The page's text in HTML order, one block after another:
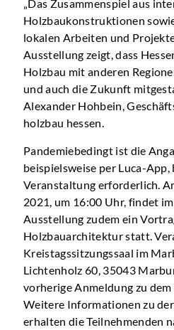
„Das Zusammenspiel aus
Holzbaukonstruktionen
lokalen Arbeiten und
Ausstellung zeigt, dass
Holzbau mit anderen
und auch die Zukunft
Alexander Hohbein,
holzbau hessen.
Pandemiebedingt ist die
beispielsweise per Luca-App,
Veranstaltung erforderlich.
2021, um 16:00 Uhr, findet
Ausstellung zudem ein
Holzbauarchitektur statt.
Kreistagssitzungssaal im
Lichtenholz 60, 35043
vorherige Anmeldung zu
Weitere Informationen zu
erhalten die Teilnehmenden